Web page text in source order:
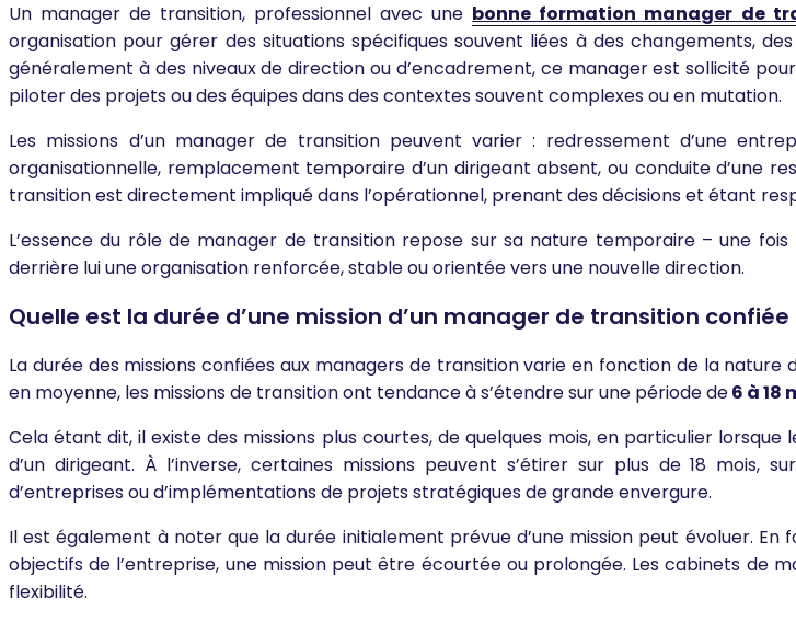
Un manager de transition, professionnel avec une bonne formation manager de
organisation pour gérer des situations spécifiques souvent liées à des changements,
généralement à des niveaux de direction ou d’encadrement, ce manager est sollicité
piloter des projets ou des équipes dans des contextes souvent complexes ou en mutation.
Les missions d’un manager de transition peuvent varier : redressement d’une
organisationnelle, remplacement temporaire d’un dirigeant absent, ou conduite d’une
transition est directement impliqué dans l’opérationnel, prenant des décisions et étant
L’essence du rôle de manager de transition repose sur sa nature temporaire – une
derrière lui une organisation renforcée, stable ou orientée vers une nouvelle direction.
Quelle est la durée d’une mission d’un manager de transition
La durée des missions confiées aux managers de transition varie en fonction de la
en moyenne, les missions de transition ont tendance à s’étendre sur une période de6 à 18
Cela étant dit, il existe des missions plus courtes, de quelques mois, en particulier
d’un dirigeant. À l’inverse, certaines missions peuvent s’étirer sur plus de 18 mois,
d’entreprises ou d’implémentations de projets stratégiques de grande envergure.
Il est également à noter que la durée initialement prévue d’une mission peut évoluer.
objectifs de l’entreprise, une mission peut être écourtée ou prolongée. Les cabinets
flexibilité.